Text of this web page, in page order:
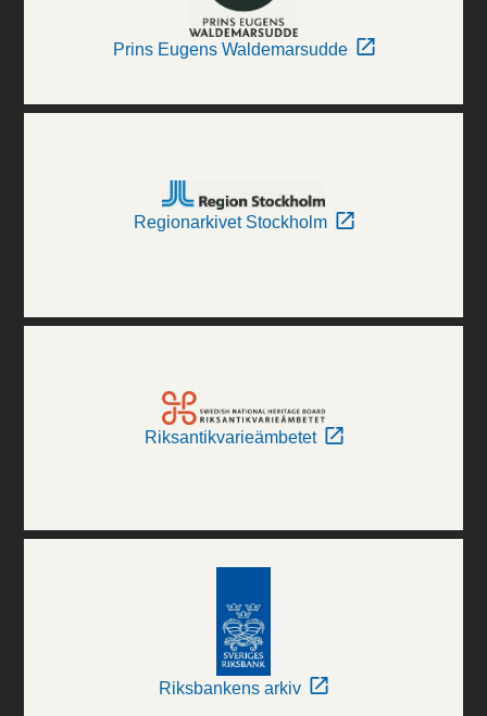
Prins Eugens Waldemarsudde
Regionarkivet Stockholm
Riksantikvarieämbetet
Riksbankens arkiv